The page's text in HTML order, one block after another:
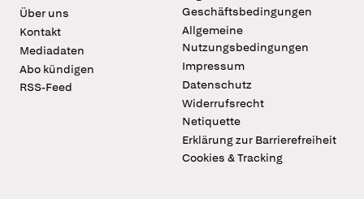
Über uns
Kontakt
Mediadaten
Abo kündigen
RSS-Feed
Geschäftsbedingungen
Allgemeine
Nutzungsbedingungen
Impressum
Datenschutz
Widerrufsrecht
Netiquette
Erklärung zur Barrierefreiheit
Cookies & Tracking